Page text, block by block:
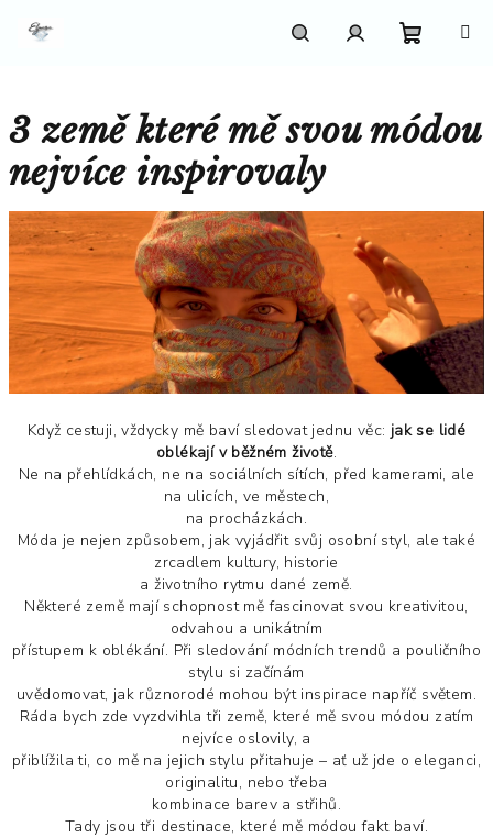
košík
3 země které mě svou módou
nejvíce inspirovaly
Když cestuji, vždycky mě baví sledovat jednu věc: jak se lidé
oblékají v běžném životě.
Ne na přehlídkách, ne na sociálních sítích, před kamerami, ale
na ulicích, ve městech,
na procházkách.
Móda je nejen způsobem, jak vyjádřit svůj osobní styl, ale také
zrcadlem kultury, historie
a životního rytmu dané země.
Některé země mají schopnost mě fascinovat svou kreativitou,
odvahou a unikátním
přístupem k oblékání. Při sledování módních trendů a pouličního
stylu si začínám
uvědomovat, jak různorodé mohou být inspirace napříč světem.
Ráda bych zde vyzdvihla tři země, které mě svou módou zatím
nejvíce oslovily, a
přiblížila ti, co mě na jejich stylu přitahuje – ať už jde o eleganci,
originalitu, nebo třeba
kombinace barev a střihů.
Tady jsou tři destinace, které mě módou fakt baví.